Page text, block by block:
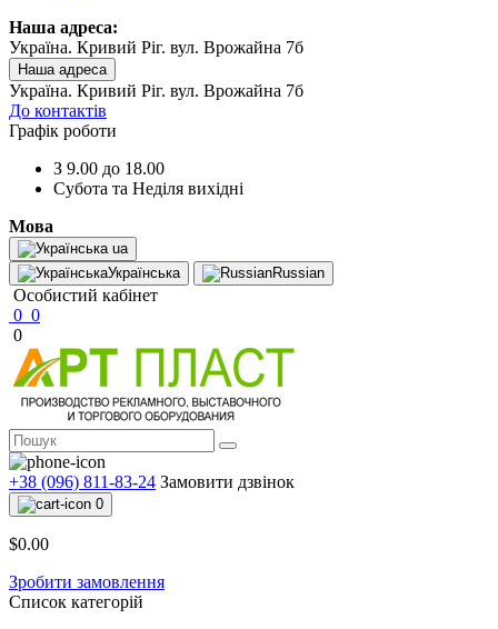
Наша адреса:
Україна. Кривий Ріг. вул. Врожайна 7б
Наша адреса
Україна. Кривий Ріг. вул. Врожайна 7б
До контактів
Графік роботи
З 9.00 до 18.00
Субота та Неділя вихідні
Мова
ua
Українська
Russian
Особистий кабінет
0 0
0
+38 (096) 811-83-24 Замовити дзвінок
0
$0.00
Зробити замовлення
Список категорій